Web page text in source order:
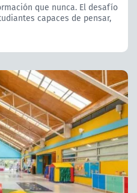
que nunca. El desafío
capaces de pensar,